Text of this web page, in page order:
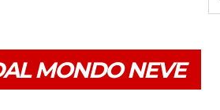
MONDO NEVE